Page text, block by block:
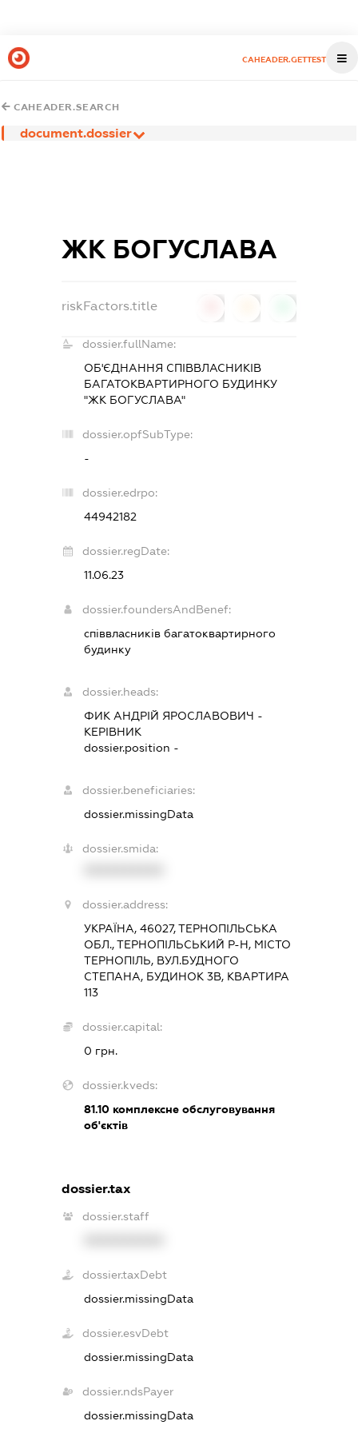
CAHEADER.GETTEST
CAHEADER.SEARCH
document.dossier
ЖК БОГУСЛАВА
riskFactors.title
dossier.fullName:
ОБ'ЄДНАННЯ СПІВВЛАСНИКІВ
БАГАТОКВАРТИРНОГО БУДИНКУ
"ЖК БОГУСЛАВА"
dossier.opfSubType:
-
dossier.edrpo:
44942182
dossier.regDate:
11.06.23
dossier.foundersAndBenef:
співвласників багатоквартирного
будинку
dossier.heads:
ФИК АНДРІЙ ЯРОСЛАВОВИЧ -
КЕРІВНИК
dossier.position -
dossier.beneficiaries:
dossier.missingData
dossier.smida:
dossier.address:
УКРАЇНА, 46027, ТЕРНОПІЛЬСЬКА
ОБЛ., ТЕРНОПІЛЬСЬКИЙ Р-Н, МІСТО
ТЕРНОПІЛЬ, ВУЛ.БУДНОГО
СТЕПАНА, БУДИНОК 3В, КВАРТИРА
113
dossier.capital:
0 грн.
dossier.kveds:
81.10комплексне обслуговування
об'єктів
dossier.tax
dossier.staff
dossier.taxDebt
dossier.missingData
dossier.esvDebt
dossier.missingData
dossier.ndsPayer
dossier.missingData